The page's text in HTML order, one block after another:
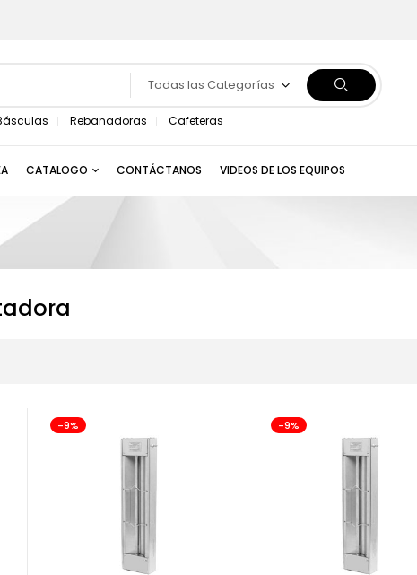
Todas las Categorías
Rebanadoras Cafeteras
CATALOGO CONTÁCTANOS VIDEOS DE LOS EQUIPOS
-9% -9%